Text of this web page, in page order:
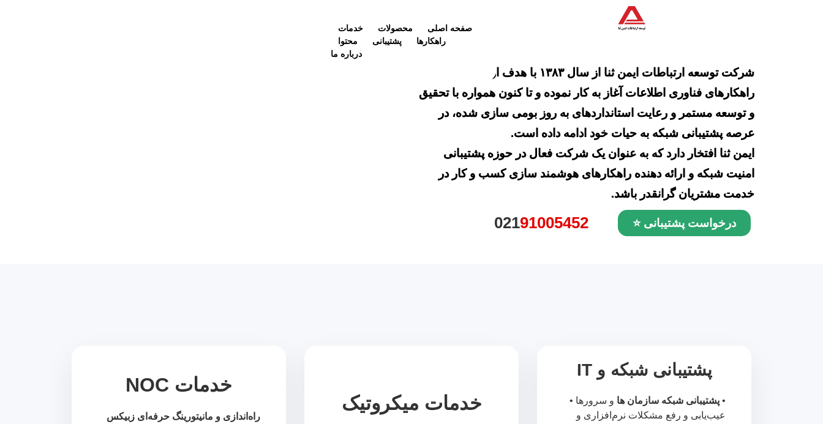
صفحه اصلی محصولات
خدمات
راهکارها
پشتیبانی
محتوا
درباره ما
شرکت توسعه ارتباطات ایمن ثنا از سال ۱۳۸۳ با هدف ارائه برترین
راهکارهای فناوری اطلاعات آغاز به کار نموده و تا کنون همواره با تحقیق
و توسعه مستمر و رعایت استانداردهای به روز بومی سازی شده، در
عرصه پشتیبانی شبکه به حیات خود ادامه داده است.
ایمن ثنا افتخار دارد که به عنوان یک شرکت فعال در حوزه پشتیبانی
امنیت شبکه و ارائه دهنده راهکارهای هوشمند سازی کسب و کار در
خدمت مشتریان گرانقدر باشد.
درخواست پشتیبانی ⭐ 02191005452
پشتیبانی شبکه و IT
• پشتیبانی شبکه سازمان ها و سرورها •
عیب‌یابی و رفع مشکلات نرم‌افزاری و
خدمات میکروتیک
خدمات NOC
راه‌اندازی و مانیتورینگ حرفه‌ای زبیکس